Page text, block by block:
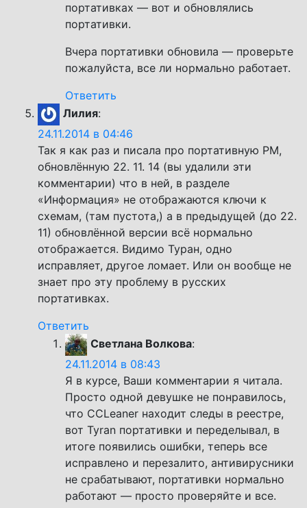
портативках — вот и обновлялись
портативки.
Вчера портативки обновила — проверьте
пожалуйста, все ли нормально работает.
Ответить
Лилия:
24.11.2014 в 04:46
Так я как раз и писала про портативную PM,
обновлённую 22. 11. 14 (вы удалили эти
комментарии) что в ней, в разделе
«Информация» не отображаются ключи к
схемам, (там пустота,) а в предыдущей (до 22.
11) обновлённой версии всё нормально
отображается. Видимо Туран, одно
исправляет, другое ломает. Или он вообще не
знает про эту проблему в русских
портативках.
Ответить
Светлана Волкова:
24.11.2014 в 08:43
Я в курсе, Ваши комментарии я читала.
Просто одной девушке не понравилось,
что CCLeaner находит следы в реестре,
вот Tyran портативки и переделывал, в
итоге появились ошибки, теперь все
исправлено и перезалито, антивирусники
не срабатывают, портативки нормально
работают — просто проверяйте и все.